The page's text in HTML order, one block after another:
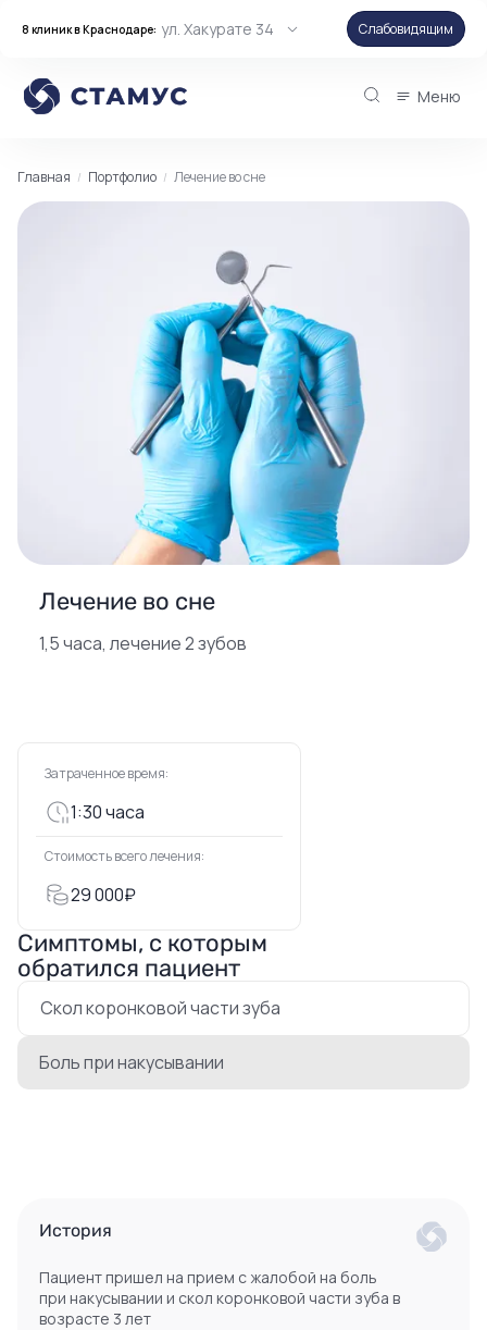
8 клиник в Краснодаре: ул. Хакурате 34 Слабовидящим
Меню
Главная Портфолио Лечение во сне
Лечение во сне
1,5 часа, лечение 2 зубов
Затраченное время:
1:30 часа
Стоимость всего лечения:
29 000₽
Симптомы, с которым
обратился пациент
Скол коронковой части зуба
Боль при накусывании
История
Пациент пришел на прием с жалобой на боль
при накусывании и скол коронковой части зуба в
возрасте 3 лет